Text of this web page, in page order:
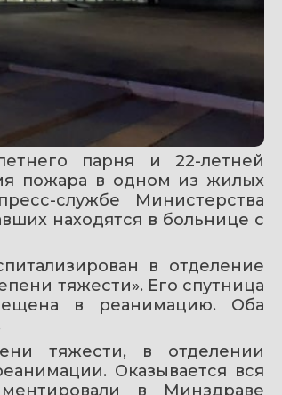
парня и 22-летней
пожара в одном из жилых
службе Министерства
находятся в больнице с
в отделение
тяжести». Его спутница
в реанимацию. Оба
тяжести, в отделении
Оказывается вся
в Минздраве